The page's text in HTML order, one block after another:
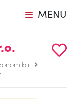
MENU